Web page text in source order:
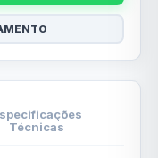
Técnicas